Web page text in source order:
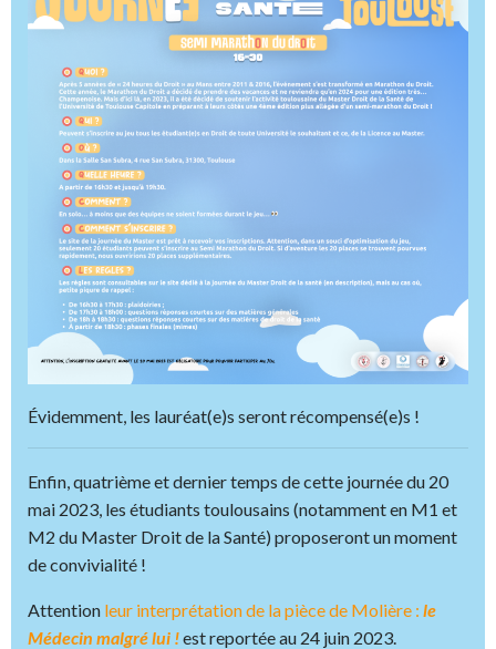
Évidemment, les lauréat(e)s seront récompensé(e)s !
Enfin, quatrième et dernier temps de cette journée du 20
mai 2023, les étudiants toulousains (notamment en M1 et
M2 du Master Droit de la Santé) proposeront un moment
de convivialité !
Attention leur interprétation de la pièce de Molière : le
Médecin malgré lui !est reportée au 24 juin 2023.